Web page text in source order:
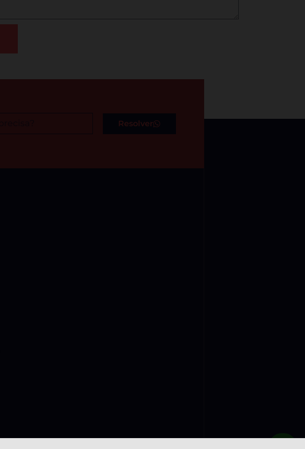
Resolver